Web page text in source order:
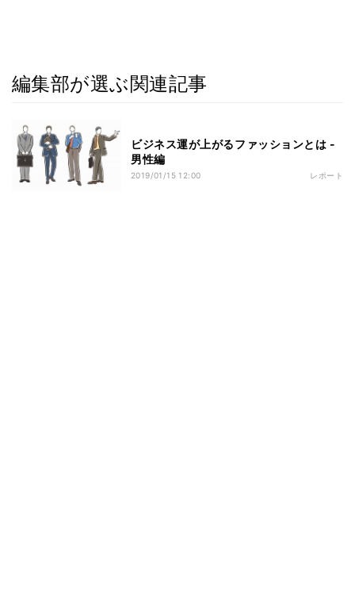
編集部が選ぶ関連記事
ビジネス運が上がるファッションとは -
男性編
2019/01/15 12:00 レポート